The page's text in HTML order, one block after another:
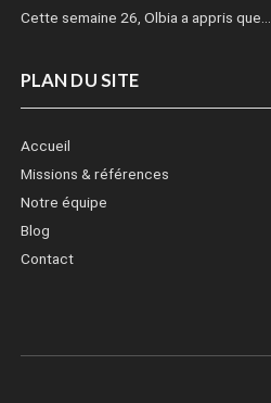
Cette semaine 26, Olbia a appris que…
PLAN DU SITE
Accueil
Missions & références
Notre équipe
Blog
Contact